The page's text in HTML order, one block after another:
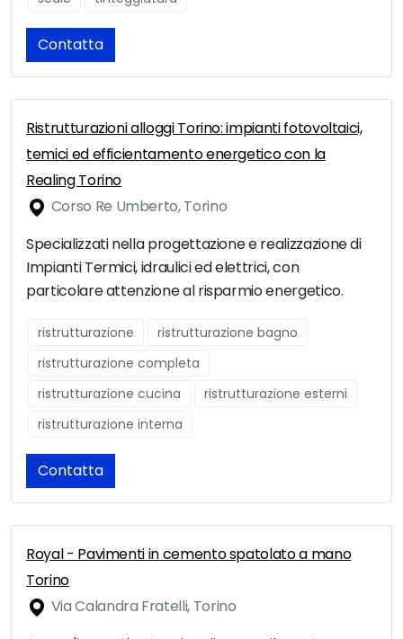
Contatta
Ristrutturazioni alloggi Torino: impianti fotovoltaici,
temici ed efficientamento energetico con la
Realing Torino
Corso Re Umberto, Torino
Specializzati nella progettazione e realizzazione di
Impianti Termici, idraulici ed elettrici, con
particolare attenzione al risparmio energetico.
ristrutturazione
ristrutturazione bagno
ristrutturazione completa
ristrutturazione cucina
ristrutturazione esterni
ristrutturazione interna
Contatta
Royal - Pavimenti in cemento spatolato a mano
Torino
Via Calandra Fratelli, Torino